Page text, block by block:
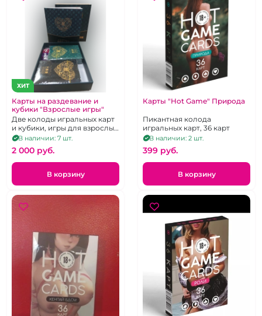
ХИТ
Карты на раздевание и
кубики "Взрослые игры"
Две колоды игральных карт
и кубики, игры для взрослых
"Любовь"
В наличии: 7 шт.
2 000 pуб.
В корзину
Карты "Hot Game" Природа
Пикантная колода
игральных карт, 36 карт
В наличии: 2 шт.
399 pуб.
В корзину